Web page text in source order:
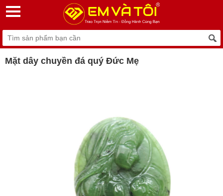
Mặt dây chuyền đá quý Đức Mẹ